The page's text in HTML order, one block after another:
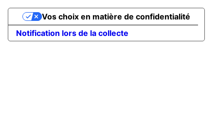
Notification lors de la collecte
Vos choix en matière de confidentialité